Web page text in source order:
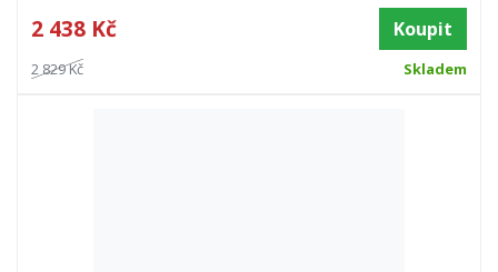
2 438 Kč Koupit
2 829 Kč Skladem